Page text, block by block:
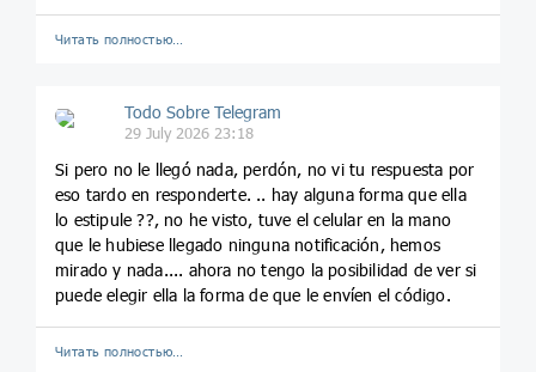
Читать полностью…
Todo Sobre Telegram
29 July 2026 23:18
Si pero no le llegó nada, perdón, no vi tu respuesta por
eso tardo en responderte. .. hay alguna forma que ella
lo estipule ??, no he visto, tuve el celular en la mano
que le hubiese llegado ninguna notificación, hemos
mirado y nada.... ahora no tengo la posibilidad de ver si
puede elegir ella la forma de que le envíen el código.
Читать полностью…